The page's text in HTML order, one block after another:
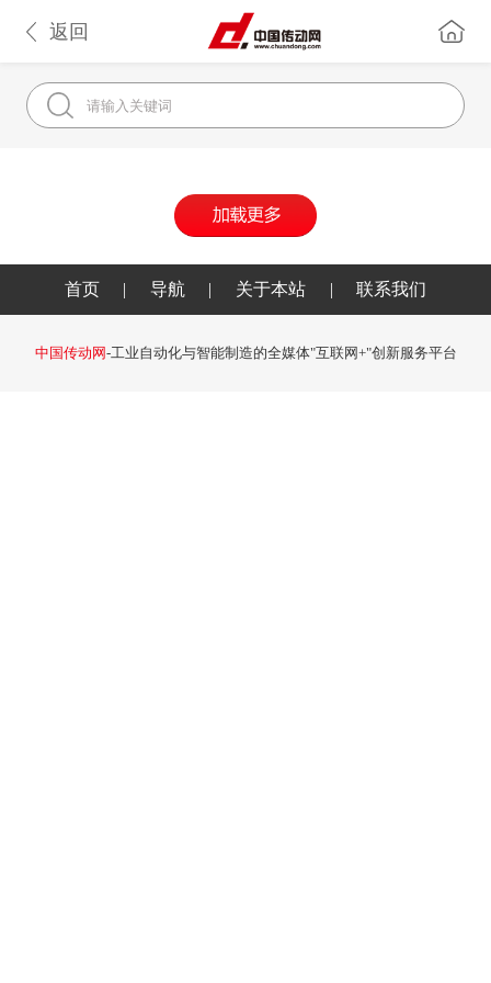
返回
首页 | 导航 | 关于本站 | 联系我们
中国传动网-工业自动化与智能制造的全媒体"互联网+"创新服务平台